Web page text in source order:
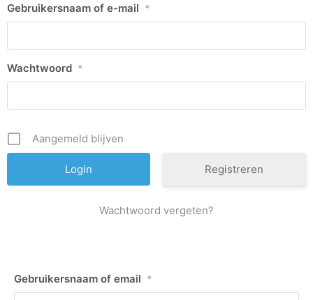
Gebruikersnaam of e-mail *
Wachtwoord *
Aangemeld blijven
Registreren
Wachtwoord vergeten?
Gebruikersnaam of email *